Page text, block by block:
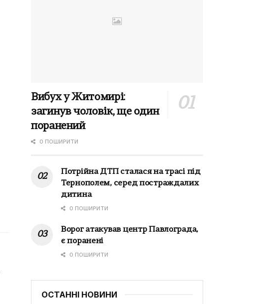
Вибух у Житомирі:
загинув чоловік, ще один
поранений
0 ПОШИРИТИ
Потрійна ДТП сталася на трасі під
Тернополем, серед постраждалих
дитина
0 ПОШИРИТИ
Ворог атакував центр Павлограда,
є поранені
0 ПОШИРИТИ
ОСТАННІ НОВИНИ